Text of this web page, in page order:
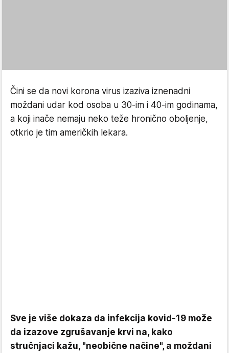
Čini se da novi korona virus izaziva iznenadni
moždani udar kod osoba u 30-im i 40-im godinama,
a koji inače nemaju neko teže hronično oboljenje,
otkrio je tim američkih lekara.
Sve je više dokaza da infekcija kovid-19 može
da izazove zgrušavanje krvi na, kako
stručnjaci kažu, "neobične načine", a moždani